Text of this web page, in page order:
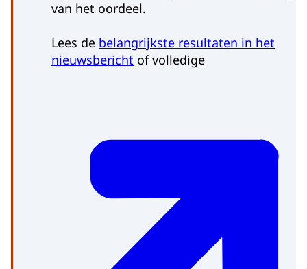
van het oordeel.
Lees de belangrijkste resultaten in het
nieuwsbericht of volledige